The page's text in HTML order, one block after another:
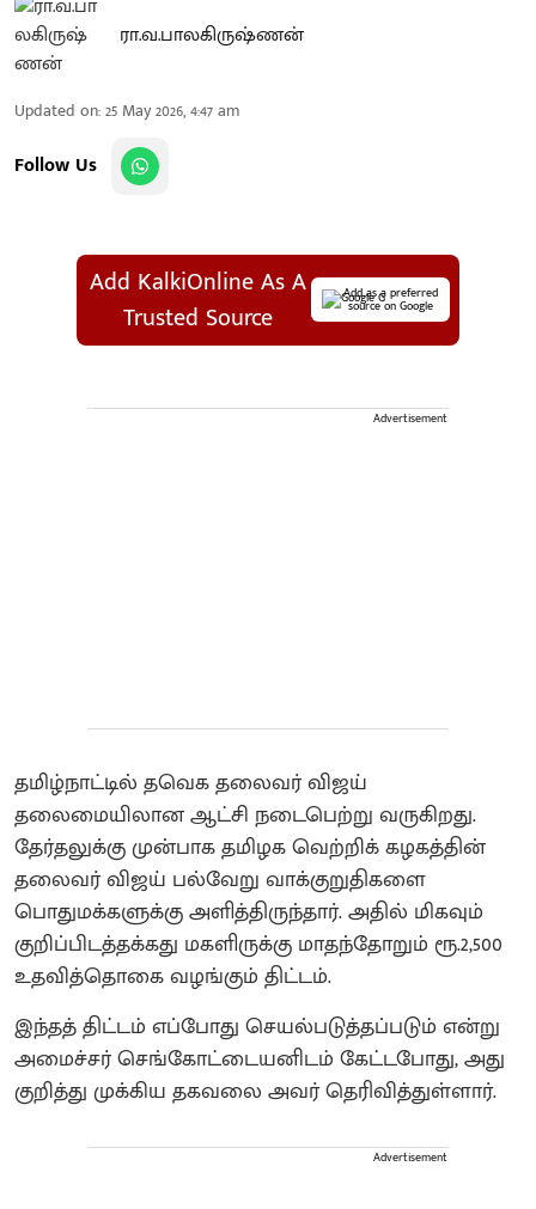
ரா.வ.பாலகிருஷ்ணன்
Updated on:25 May 2026, 4:47 am
Follow Us
Add KalkiOnline As A
Trusted Source
Add as a preferred
source on Google
Advertisement
தமிழ்நாட்டில் தவெக தலைவர் விஜய்
தலைமையிலான ஆட்சி நடைபெற்று வருகிறது.
தேர்தலுக்கு முன்பாக தமிழக வெற்றிக் கழகத்தின்
தலைவர் விஜய் பல்வேறு வாக்குறுதிகளை
பொதுமக்களுக்கு அளித்திருந்தார். அதில் மிகவும்
குறிப்பிடத்தக்கது மகளிருக்கு மாதந்தோறும் ரூ.2,500
உதவித்தொகை வழங்கும் திட்டம்.
இந்தத் திட்டம் எப்போது செயல்படுத்தப்படும் என்று
அமைச்சர் செங்கோட்டையனிடம் கேட்டபோது, அது
குறித்து முக்கிய தகவலை அவர் தெரிவித்துள்ளார்.
Advertisement